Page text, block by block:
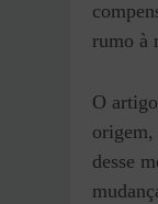
rumo à
O
origem,
desse